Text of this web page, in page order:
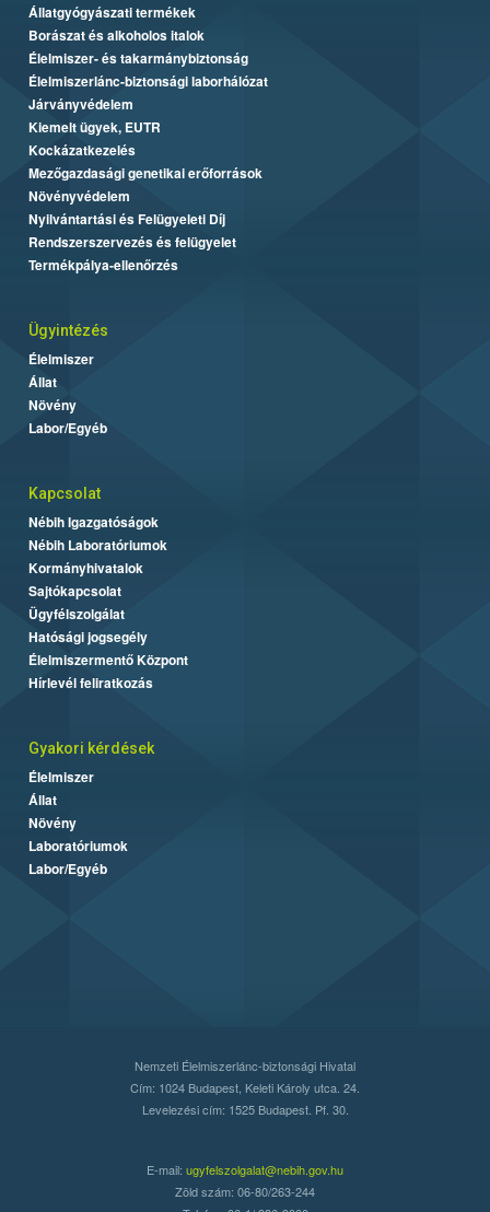
Állatgyógyászati termékek
Borászat és alkoholos italok
Élelmiszer- és takarmánybiztonság
Élelmiszerlánc-biztonsági laborhálózat
Járványvédelem
Kiemelt ügyek, EUTR
Kockázatkezelés
Mezőgazdasági genetikai erőforrások
Növényvédelem
Nyilvántartási és Felügyeleti Díj
Rendszerszervezés és felügyelet
Termékpálya-ellenőrzés
Ügyintézés
Élelmiszer
Állat
Növény
Labor/Egyéb
Kapcsolat
Nébih Igazgatóságok
Nébih Laboratóriumok
Kormányhivatalok
Sajtókapcsolat
Ügyfélszolgálat
Hatósági jogsegély
Élelmiszermentő Központ
Hírlevél feliratkozás
Gyakori kérdések
Élelmiszer
Állat
Növény
Laboratóriumok
Labor/Egyéb
Nemzeti Élelmiszerlánc-biztonsági Hivatal
Cím: 1024 Budapest, Keleti Károly utca. 24.
Levelezési cím: 1525 Budapest. Pf. 30.
E-mail: ugyfelszolgalat@nebih.gov.hu
Zöld szám: 06-80/263-244